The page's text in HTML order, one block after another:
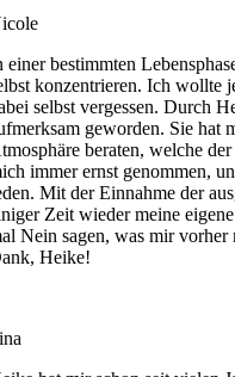
einer bestimmten
konzentrieren. Ich wollte
selbst vergessen. Durch
geworden. Sie hat
beraten, welche
immer ernst genommen,
Mit der Einnahme der
Zeit wieder meine
Nein sagen, was mir
Heike!